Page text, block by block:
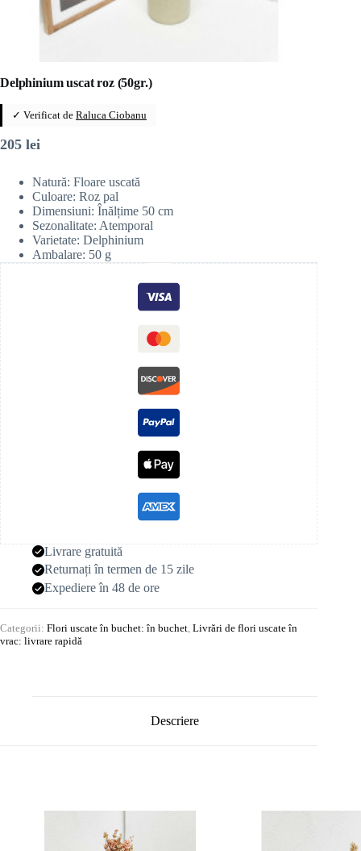
Delphinium uscat roz (50gr.)
✓ Verificat de Raluca Ciobanu
205 lei
Natură: Floare uscată
Culoare: Roz pal
Dimensiuni: Înălțime 50 cm
Sezonalitate: Atemporal
Varietate: Delphinium
Ambalare: 50 g
Livrare gratuită
Returnați în termen de 15 zile
Expediere în 48 de ore
Categorii: Flori uscate în buchet: în buchet, Livrări de flori uscate în
vrac: livrare rapidă
Descriere